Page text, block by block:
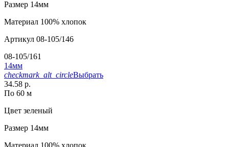
Размер 14мм
Материал 100% хлопок
Артикул 08-105/146
08-105/161
14мм
checkmark_alt_circleВыбрать
34.58 р.
По 60 м
Цвет зеленый
Размер 14мм
Материал 100% хлопок